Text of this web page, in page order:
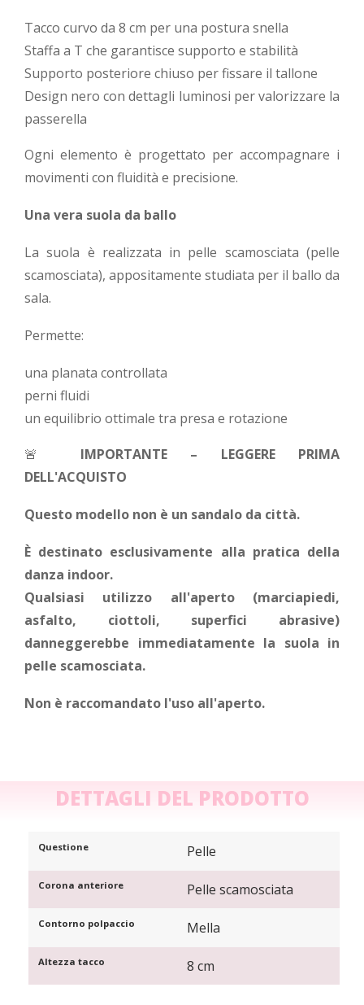
Tacco curvo da 8 cm per una postura snella
Staffa a T che garantisce supporto e stabilità
Supporto posteriore chiuso per fissare il tallone
Design nero con dettagli luminosi per valorizzare la
passerella
Ogni elemento è progettato per accompagnare i
movimenti con fluidità e precisione.
Una vera suola da ballo
La suola è realizzata in pelle scamosciata (pelle
scamosciata), appositamente studiata per il ballo da
sala.
Permette:
una planata controllata
perni fluidi
un equilibrio ottimale tra presa e rotazione
🚨 IMPORTANTE – LEGGERE PRIMA
DELL'ACQUISTO
Questo modello non è un sandalo da città.
È destinato esclusivamente alla pratica della
danza indoor.
Qualsiasi utilizzo all'aperto (marciapiedi,
asfalto, ciottoli, superfici abrasive)
danneggerebbe immediatamente la suola in
pelle scamosciata.
Non è raccomandato l'uso all'aperto.
DETTAGLI DEL PRODOTTO
Questione Pelle
Corona anteriore Pelle scamosciata
Contorno polpaccio Mella
Altezza tacco 8 cm